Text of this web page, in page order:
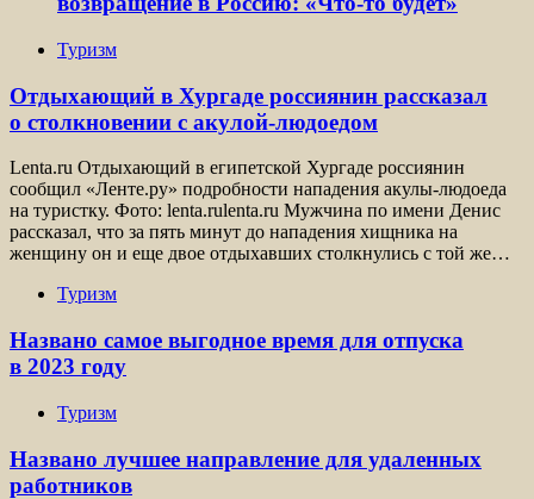
Туризм
Отдыхающий в Хургаде россиянин рассказал
о столкновении с акулой-людоедом
Lenta.ru Отдыхающий в египетской Хургаде россиянин
сообщил «Ленте.ру» подробности нападения акулы-людоеда
на туристку. Фото: lenta.rulenta.ru Мужчина по имени Денис
рассказал, что за пять минут до нападения хищника на
женщину он и еще двое отдыхавших столкнулись с той же…
Туризм
Названо самое выгодное время для отпуска
в 2023 году
Туризм
Названо лучшее направление для удаленных
работников